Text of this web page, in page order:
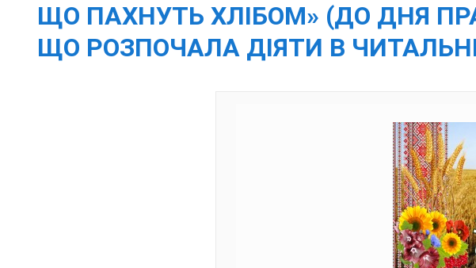
ЩО ПАХНУТЬ ХЛІБОМ» (ДО ДНЯ
ЩО РОЗПОЧАЛА ДІЯТИ В